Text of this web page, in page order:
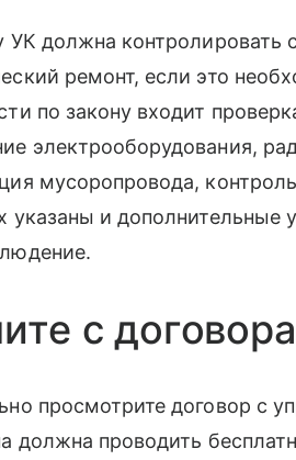
УК должна контролировать
ремонт, если это
по закону входит
электрооборудования,
мусоропровода,
указаны и
с договора
просмотрите договор с
должна проводить